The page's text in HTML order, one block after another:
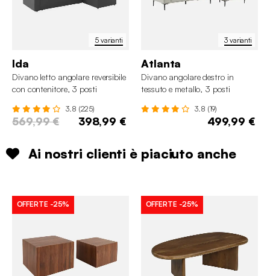
5 varianti
Ida
Divano letto angolare reversibile
con contenitore, 3 posti
3.8 (225)
569,99 € 398,99 €
3 varianti
Atlanta
Divano angolare destro in
tessuto e metallo, 3 posti
3.8 (19)
499,99 €
Ai nostri clienti è piaciuto anche
OFFERTE -25% OFFERTE -25%